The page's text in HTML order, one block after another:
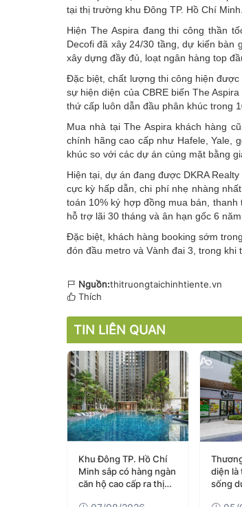
tại thị trường khu Đông TP. Hồ Chí Minh.
Hiện The Aspira đang thi công thần
Decofi đã xây 24/30 tầng, dự kiến bàn
xây dựng đầy đủ, loạt ngân hàng top
Đặc biệt, chất lượng thi công hiện
sự hiện diện của CBRE biến The
thứ cấp luôn dẫn đầu phân khúc trong
Mua nhà tại The Aspira khách hàng
chính hãng cao cấp như Hafele, Yale,
khúc so với các dự án cùng mặt bằng
Hiện tại, dự án đang được DKRA
cực kỳ hấp dẫn, chi phí nhẹ nhàng
toán 10% ký hợp đồng mua bán,
hỗ trợ lãi 30 tháng và ân hạn gốc 6
Đặc biệt, khách hàng booking sớm
đón đầu metro và Vành đai 3, trong
Nguồn:thitruongtaichinhtiente.vn
Thích
TIN LIÊN QUAN
Khu Đông TP. Hồ Chí
Minh sắp có hàng ngàn
căn hộ cao cấp ra thị
diện là
sống